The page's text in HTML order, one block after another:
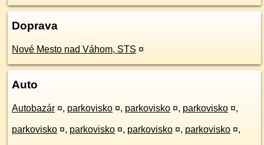
Doprava
Nové Mesto nad Váhom, STS ¤
Auto
Autobazár ¤, parkovisko ¤, parkovisko ¤, parkovisko ¤,
parkovisko ¤, parkovisko ¤, parkovisko ¤, parkovisko ¤,